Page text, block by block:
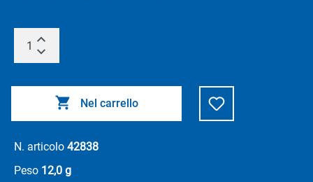
Nel carrello
N. articolo 42838
Peso 12,0 g